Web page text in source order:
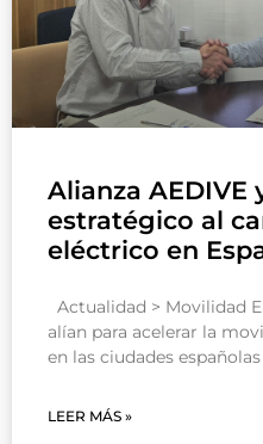
Alianza AEDIVE
estratégico al
eléctrico en
Actualidad > Movilidad
alían para acelerar la
en las ciudades
LEER MÁS »